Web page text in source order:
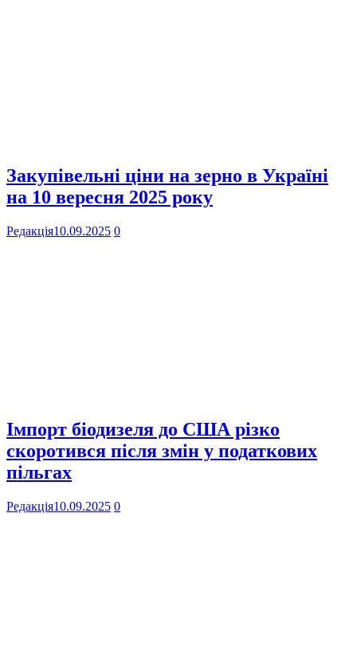
Закупівельні ціни на зерно в Україні
на 10 вересня 2025 року
Редакція10.09.2025 0
Імпорт біодизеля до США різко
скоротився після змін у податкових
пільгах
Редакція10.09.2025 0